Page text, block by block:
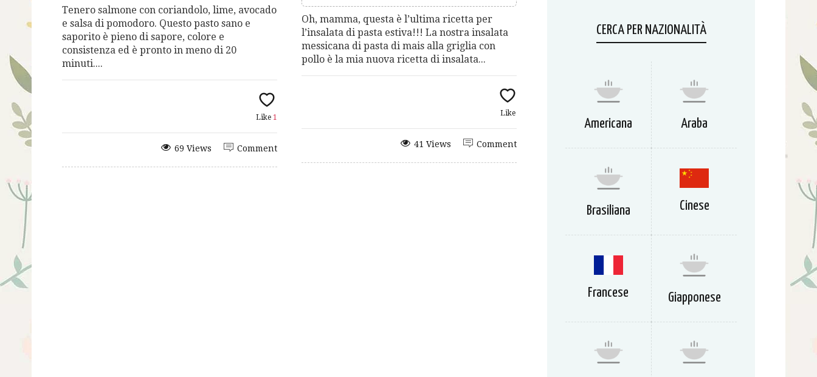
Tenero salmone con coriandolo, lime, avocado
e salsa di pomodoro. Questo pasto sano e
saporito è pieno di sapore, colore e
consistenza ed è pronto in meno di 20
minuti....
Like 1
Comment
69 Views
Oh, mamma, questa è l’ultima ricetta per
l’insalata di pasta estiva!!! La nostra insalata
messicana di pasta di mais alla griglia con
pollo è la mia nuova ricetta di insalata...
Like
Comment
41 Views
CERCA PER NAZIONALITÀ
Americana Araba
Brasiliana Cinese
Francese Giapponese